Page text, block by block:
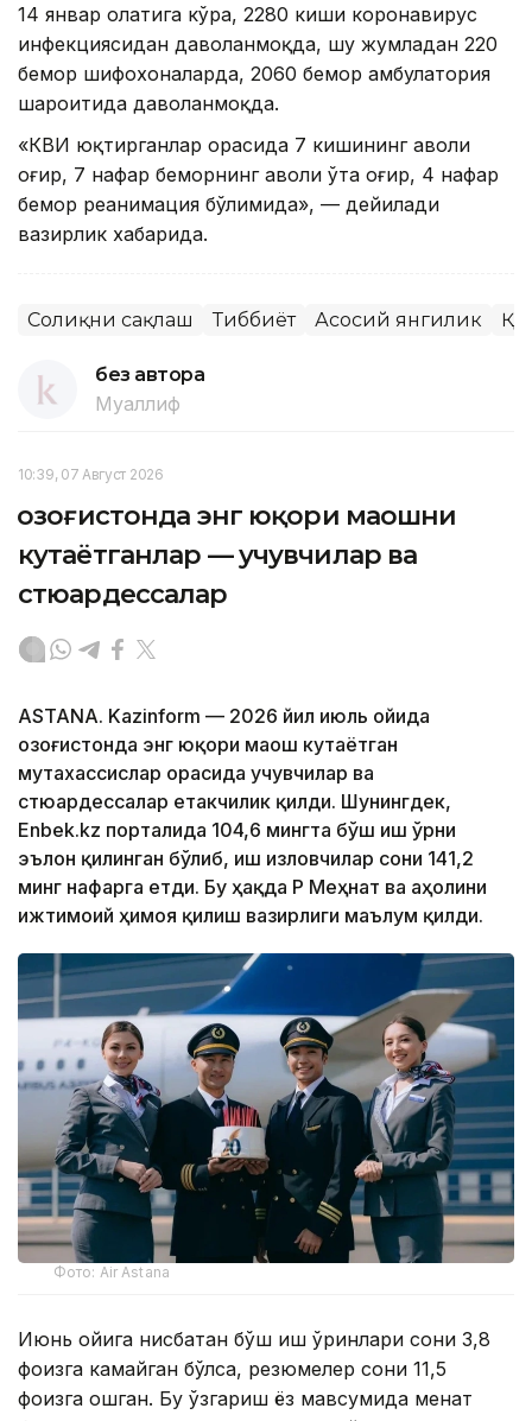
14 январ ҳолатига кўра, 2280 киши коронавирус
инфекциясидан даволанмоқда, шу жумладан 220
бемор шифохоналарда, 2060 бемор амбулатория
шароитида даволанмоқда.
«КВИ юқтирганлар орасида 7 кишининг аҳволи
оғир, 7 нафар беморнинг аҳволи ўта оғир, 4 нафар
бемор реанимация бўлимида», — дейилади
вазирлик хабарида.
Соғлиқни сақлаш Тиббиёт Асосий янгилик ҚР
без автора
Муаллиф
10:39, 07 Август 2026
Қозоғистонда энг юқори маошни
кутаётганлар — учувчилар ва
стюардессалар
ASTANA. Kazinform — 2026 йил июль ойида
Қозоғистонда энг юқори маош кутаётган
мутахассислар орасида учувчилар ва
стюардессалар етакчилик қилди. Шунингдек,
Enbek.kz порталида 104,6 мингта бўш иш ўрни
эълон қилинган бўлиб, иш изловчилар сони 141,2
минг нафарга етди. Бу ҳақда ҚР Меҳнат ва аҳолини
ижтимоий ҳимоя қилиш вазирлиги маълум қилди.
Фото: Air Astana
Июнь ойига нисбатан бўш иш ўринлари сони 3,8
фоизга камайган бўлса, резюмелер сони 11,5
фоизга ошган. Бу ўзгариш ёз мавсумида меҳнат